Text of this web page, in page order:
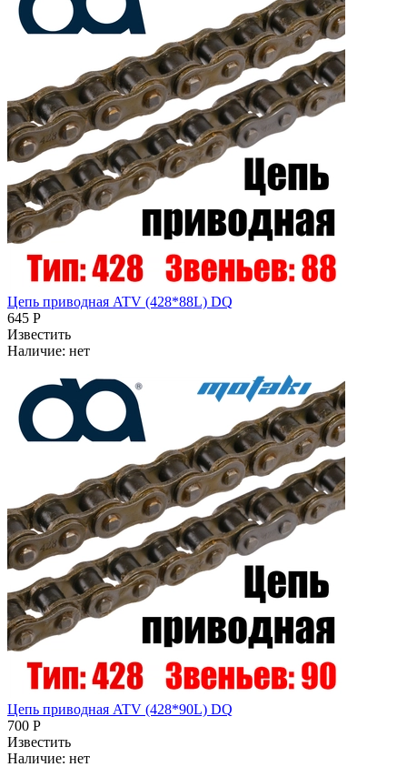
Цепь приводная ATV (428*88L) DQ
645 Р
Известить
Наличие: нет
Цепь приводная ATV (428*90L) DQ
700 Р
Известить
Наличие: нет